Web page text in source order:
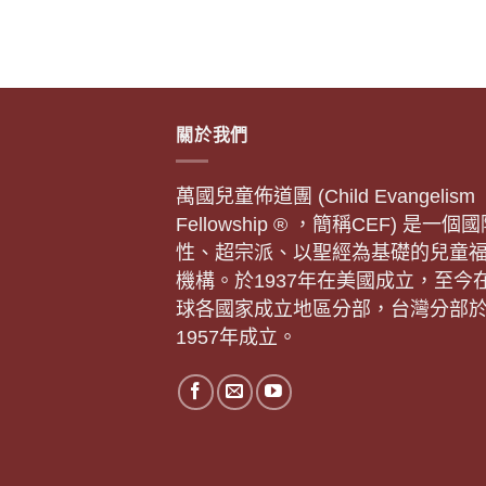
關於我們
萬國兒童佈道團 (Child Evangelism
Fellowship ® ，簡稱CEF) 是一個國
性、超宗派、以聖經為基礎的兒童
機構。於1937年在美國成立，至今
球各國家成立地區分部，台灣分部
1957年成立。